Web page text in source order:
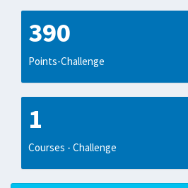
390
Points-Challenge
1
Courses - Challenge